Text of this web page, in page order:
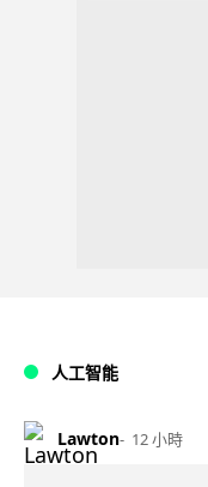
人工智能
Lawton 12 小時